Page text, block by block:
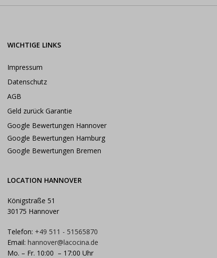
WICHTIGE LINKS
Impressum
Datenschutz
AGB
Geld zurück Garantie
Google Bewertungen Hannover
Google Bewertungen Hamburg
Google Bewertungen Bremen
LOCATION HANNOVER
Königstraße 51
30175 Hannover
Telefon: +49 511 - 51565870
Email: hannover@lacocina.de
Mo. – Fr. 10:00 – 17:00 Uhr